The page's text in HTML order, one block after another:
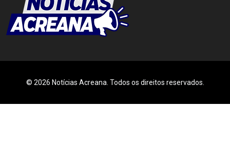
© 2026 Notícias Acreana. Todos os direitos reservados.